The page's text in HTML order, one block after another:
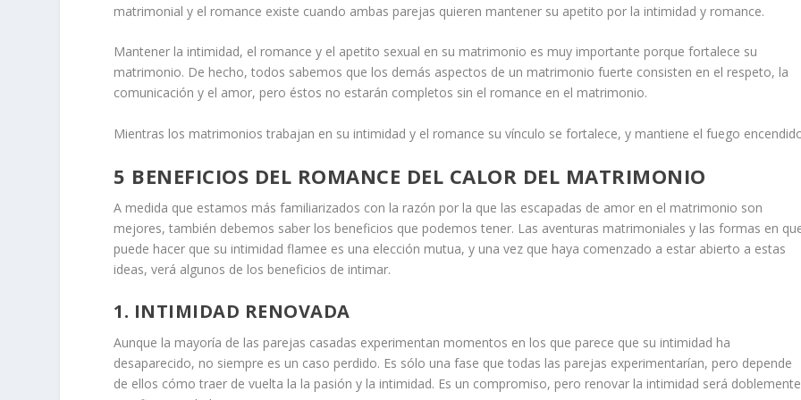
matrimonial y el romance existe cuando ambas parejas quieren mantener su apetito por la intimidad y romance.
Mantener la intimidad, el romance y el apetito sexual en su matrimonio es muy importante porque fortalece su
matrimonio. De hecho, todos sabemos que los demás aspectos de un matrimonio fuerte consisten en el respeto, la
comunicación y el amor, pero éstos no estarán completos sin el romance en el matrimonio.
Mientras los matrimonios trabajan en su intimidad y el romance su vínculo se fortalece, y mantiene el fuego
5 BENEFICIOS DEL ROMANCE DEL CALOR DEL MATRIMONIO
A medida que estamos más familiarizados con la razón por la que las escapadas de amor en el matrimonio son
mejores, también debemos saber los beneficios que podemos tener. Las aventuras matrimoniales y las formas en
puede hacer que su intimidad flamee es una elección mutua, y una vez que haya comenzado a estar abierto a estas
ideas, verá algunos de los beneficios de intimar.
1. INTIMIDAD RENOVADA
Aunque la mayoría de las parejas casadas experimentan momentos en los que parece que su intimidad ha
desaparecido, no siempre es un caso perdido. Es sólo una fase que todas las parejas experimentarían, pero depende
de ellos cómo traer de vuelta la la pasión y la intimidad. Es un compromiso, pero renovar la intimidad será doblemente